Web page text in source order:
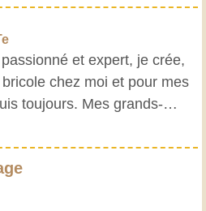
et expert, je crée,
chez moi et pour mes
toujours. Mes grands-
initié très jeune, et
acquis une riche expérience.
est essentielle ! Elle nous